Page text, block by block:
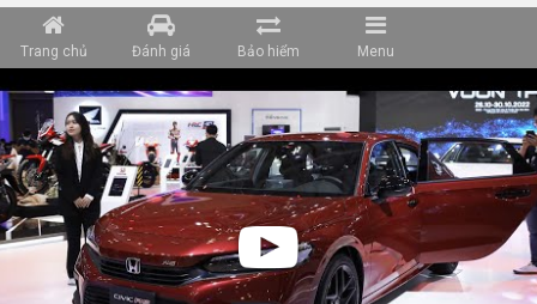
Trang chủ Đánh giá Bảo hiểm Menu